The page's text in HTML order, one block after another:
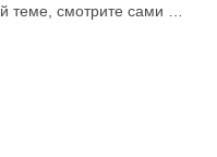
теме, смотрите сами …